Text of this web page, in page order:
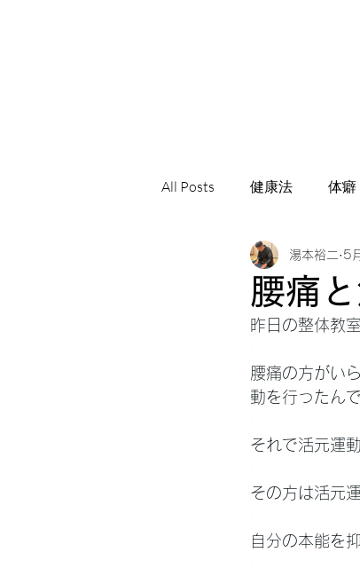
All Posts 健康法 体癖
サビアンシンボル
腰痛
湯本裕二 5
昨日の整体教
腰痛の方がい
動を行ったんで
それで活元運
その方は活元
自分の本能を